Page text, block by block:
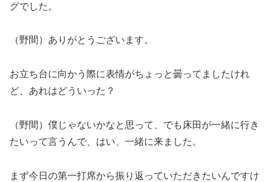
グでした。
（野間）ありがとうございます。
お立ち台に向かう際に表情がちょっと曇ってましたけれ
ど、あれはどういった？
（野間）僕じゃないかなと思って、でも床田が一緒に行き
たいって言うんで、はい、一緒に来ました。
まず今日の第一打席から振り返っていただきたいんですけ